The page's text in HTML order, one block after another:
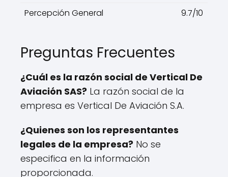
Percepción General 9.7/10
Preguntas Frecuentes
¿Cuál es la razón social de Vertical De
Aviación SAS? La razón social de la
empresa es Vertical De Aviación S.A.
¿Quienes son los representantes
legales de la empresa? No se
especifica en la información
proporcionada.